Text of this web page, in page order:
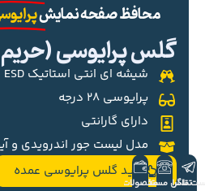
محافظ صفحه نمایش
گلس پرایوسی
شیشه ای انتی استاتیک ESD
پرایوسی ۲۸ درجه
دارای گارانتی
مدل لیست جور اندرویدی و
خرید گلس پرایوسی عمده
تلگرام
تماس مستقیم
محصولات